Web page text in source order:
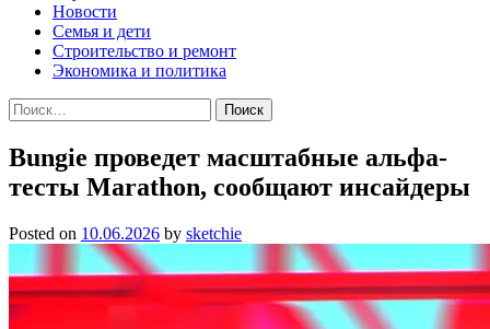
Новости
Семья и дети
Строительство и ремонт
Экономика и политика
Найти:
Bungie проведет масштабные альфа-
тесты Marathon, сообщают инсайдеры
Posted on 10.06.2026 by sketchie